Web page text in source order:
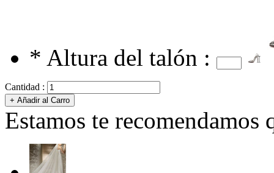
* Altura del talón :
Cantidad :
Estamos te recomendamos